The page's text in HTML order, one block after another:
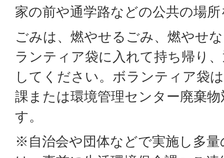
家の前や通学路などの公共の場
ごみは、燃やせるごみ、燃やせ
ランティア袋に入れて持ち帰り
してください。ボランティア袋
課または環境管理センター廃棄
す。
※自治会や団体などで実施し多